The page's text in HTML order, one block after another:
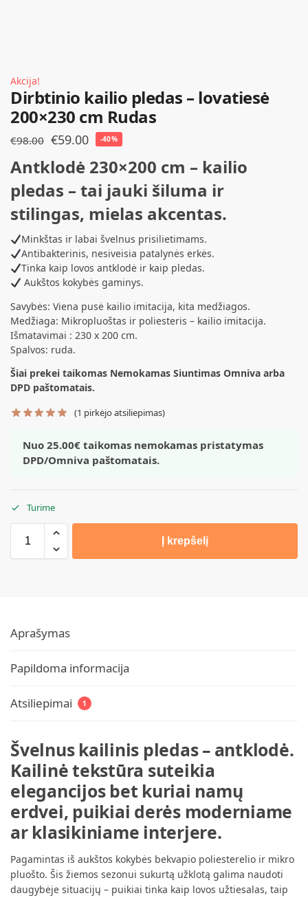
Akcija!
Dirbtinio kailio pledas – lovatiesė
200×230 cm Rudas
€98.00 €59.00 -40%
Antklodė 230×200 cm – kailio
pledas – tai jauki šiluma ir
stilingas, mielas akcentas.
Minkštas ir labai švelnus prisilietimams.
Antibakterinis, nesiveisia patalynės erkės.
Tinka kaip lovos antklodė ir kaip pledas.
Aukštos kokybės gaminys.
Savybės: Viena pusė kailio imitacija, kita medžiagos.
Medžiaga: Mikropluoštas ir poliesteris – kailio imitacija.
Išmatavimai : 230 x 200 cm.
Spalvos: ruda.
Šiai prekei taikomas Nemokamas Siuntimas Omniva arba
DPD paštomatais.
(1 pirkėjo atsiliepimas)
Nuo 25.00€ taikomas nemokamas pristatymas
DPD/Omniva paštomatais.
Turime
Į krepšelį
Aprašymas
Papildoma informacija
Atsiliepimai 1
Švelnus kailinis pledas – antklodė.
Kailinė tekstūra suteikia
elegancijos bet kuriai namų
erdvei, puikiai derės moderniame
ar klasikiniame interjere.
Pagamintas iš aukštos kokybės bekvapio poliesterelio ir mikro
pluošto. Šis žiemos sezonui sukurtą užklotą galima naudoti
daugybėje situacijų – puikiai tinka kaip lovos užtiesalas, taip